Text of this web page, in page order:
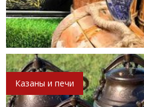
Казаны и печи